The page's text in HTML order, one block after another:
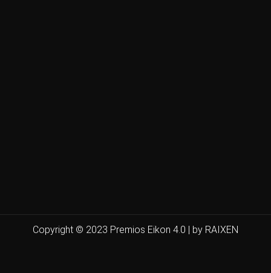
Copyright © 2023 Premios Eikon 4.0 | by RAIXEN